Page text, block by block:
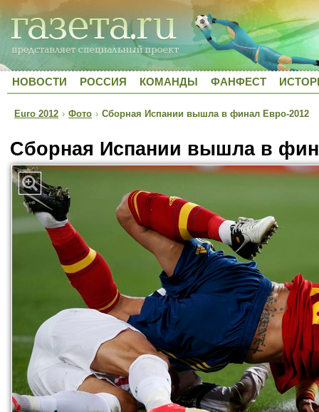
НОВОСТИ РОССИЯ КОМАНДЫ ФАНФЕСТ
Euro 2012 › Фото › Сборная Испании вышла в финал Евро-2012
Сборная Испании вышла в